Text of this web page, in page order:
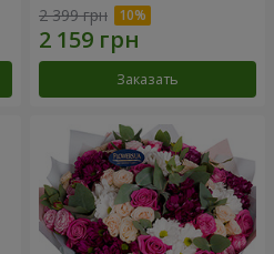
2 399 грн
Заказать